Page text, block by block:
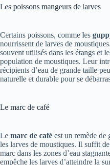
Les poissons mangeurs de larves
Certains poissons, comme les
nourrissent de larves de
souvent utilisés dans les étangs et
population de moustiques. Leur
récipients d’eau de grande taille
naturelle et durable pour se
Le marc de café
Le marc de café est un remède de
les larves de moustiques. Il suffit
marc dans les zones d’eau
empêche les larves d’atteindre la